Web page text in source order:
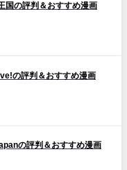
国の評判＆おすすめ漫画
の評判＆おすすめ漫画
の評判＆おすすめ漫画